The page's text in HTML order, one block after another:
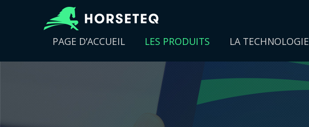
PAGE D’ACCUEIL LES PRODUITS LA TECHNOLOGIE